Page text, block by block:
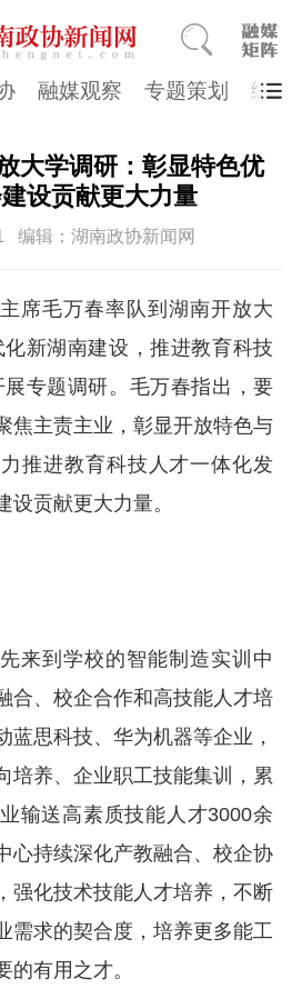
融媒观察 专题策划 综合
大学调研：彰显特色优
设贡献更大力量
编辑：湖南政协新闻网
席毛万春率队到湖南开放大
新湖南建设，推进教育科技
展专题调研。毛万春指出，要
焦主责主业，彰显开放特色与
推进教育科技人才一体化发
设贡献更大力量。
来到学校的智能制造实训中
合、校企合作和高技能人才培
蓝思科技、华为机器等企业，
培养、企业职工技能集训，累
输送高素质技能人才3000余
心持续深化产教融合、校企协
强化技术技能人才培养，不断
需求的契合度，培养更多能工
的有用之才。